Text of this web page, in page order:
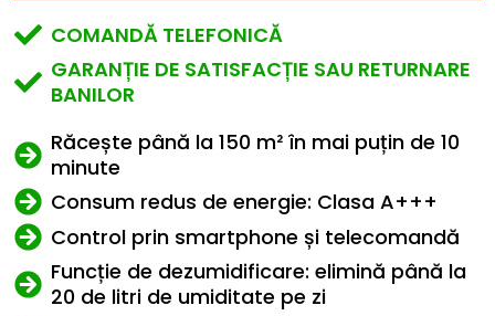
COMANDĂ TELEFONICĂ
GARANȚIE DE SATISFACȚIE SAU RETURNARE
BANILOR
Răcește până la 150 m² în mai puțin de 10
minute
Consum redus de energie: Clasa A+++
Control prin smartphone și telecomandă
Funcție de dezumidificare: elimină până la
20 de litri de umiditate pe zi